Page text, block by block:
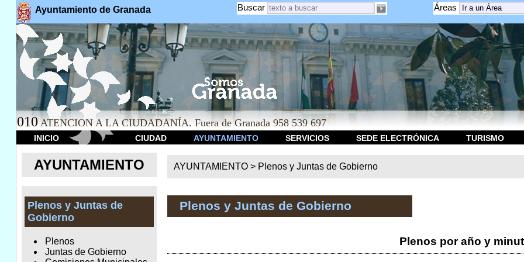
Ayuntamiento de Granada Áreas
Buscar
010 ATENCION A LA CIUDADANÍA. Fuera de Granada 958 539 697
INICIO CIUDAD AYUNTAMIENTO SERVICIOS SEDE ELECTRÓNICA TURISMO
AYUNTAMIENTO
Plenos y Juntas de
Gobierno
Plenos
Juntas de Gobierno
AYUNTAMIENTO > Plenos y Juntas de Gobierno
Plenos y Juntas de Gobierno
Plenos por año y